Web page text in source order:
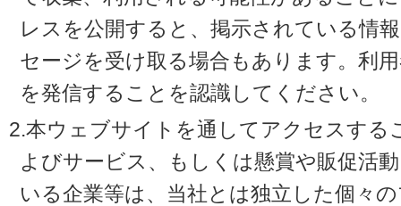
レスを公開すると、掲示されている情
セージを受け取る場合もあります。利
を発信することを認識してください。
2.本ウェブサイトを通してアクセスする
よびサービス、もしくは懸賞や販促活
いる企業等は、当社とは独立した個々